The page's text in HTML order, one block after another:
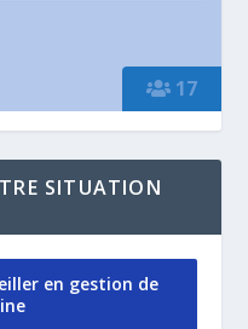
17
SITUATION
en gestion de